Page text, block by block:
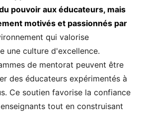
pouvoir aux éducateurs, mais
motivés et passionnés par
qui valorise
une culture d'excellence.
de mentorat peuvent être
des éducateurs expérimentés à
Ce soutien favorise la confiance
tout en construisant